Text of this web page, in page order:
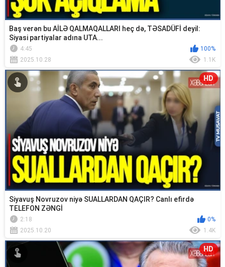
Baş verən bu AİLƏ QALMAQALLARI heç də, TƏSADÜFİ deyil:
Siyasi partiyalar adına UTA...
4:45
100%
2025.10.28
1.1K
HD
Siyavuş Novruzov niyə SUALLARDAN QAÇIR? Canlı efirdə
TELEFON ZƏNGİ
2:18
0%
2025.10.20
1.4K
HD